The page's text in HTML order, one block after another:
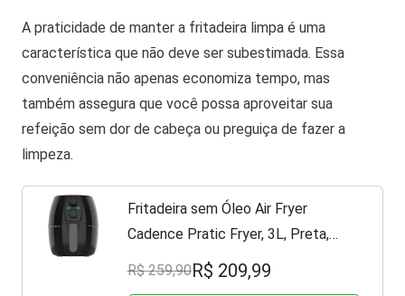
A praticidade de manter a fritadeira limpa é uma
característica que não deve ser subestimada. Essa
conveniência não apenas economiza tempo, mas
também assegura que você possa aproveitar sua
refeição sem dor de cabeça ou preguiça de fazer a
limpeza.
Fritadeira sem Óleo Air Fryer
Cadence Pratic Fryer, 3L, Preta,
110V, FRT515
R$ 259,90R$ 209,99